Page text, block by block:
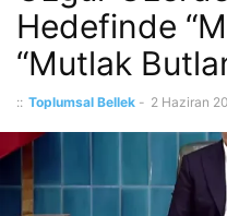
Hedefinde
“Mutlak
:: Toplumsal Bellek - 2 Haziran